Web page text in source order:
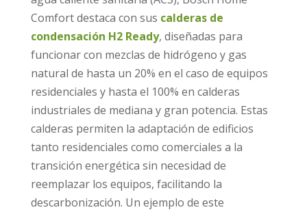
Comfort destaca con sus calderas de
condensación H2 Ready, diseñadas para
funcionar con mezclas de hidrógeno y gas
natural de hasta un 20% en el caso de equipos
residenciales y hasta el 100% en calderas
industriales de mediana y gran potencia. Estas
calderas permiten la adaptación de edificios
tanto residenciales como comerciales a la
transición energética sin necesidad de
reemplazar los equipos, facilitando la
descarbonización. Un ejemplo de este